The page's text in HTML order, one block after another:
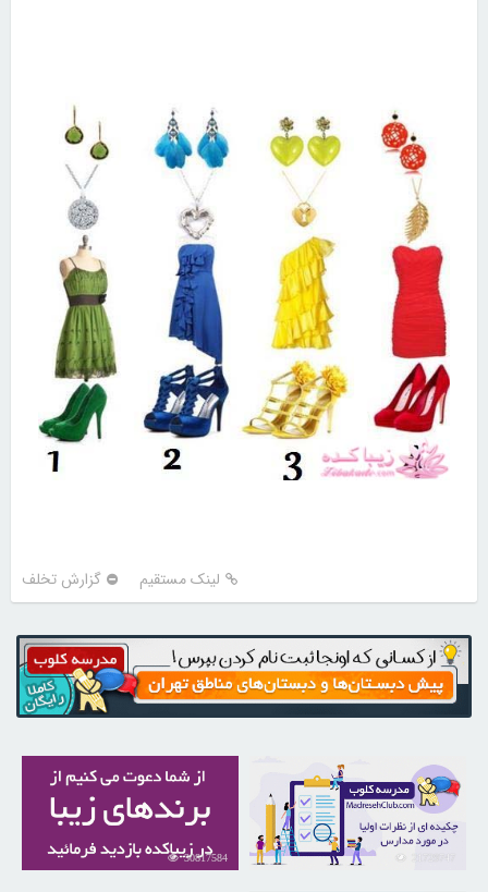
لینک مستقیم گزارش تخلف
30817584